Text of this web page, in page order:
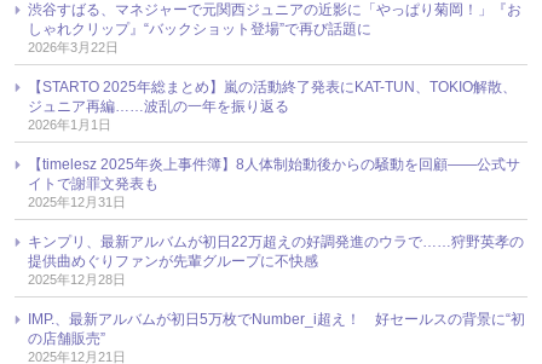
渋谷すばる、マネジャーで元関西ジュニアの近影に「やっぱり菊岡！」『お
しゃれクリップ』“バックショット登場”で再び話題に
2026年3月22日
【STARTO 2025年総まとめ】嵐の活動終了発表にKAT-TUN、TOKIO解散、
ジュニア再編……波乱の一年を振り返る
2026年1月1日
【timelesz 2025年炎上事件簿】8人体制始動後からの騒動を回顧――公式サ
イトで謝罪文発表も
2025年12月31日
キンプリ、最新アルバムが初日22万超えの好調発進のウラで……狩野英孝の
提供曲めぐりファンが先輩グループに不快感
2025年12月28日
IMP.、最新アルバムが初日5万枚でNumber_i超え！ 好セールスの背景に“初
の店舗販売”
2025年12月21日